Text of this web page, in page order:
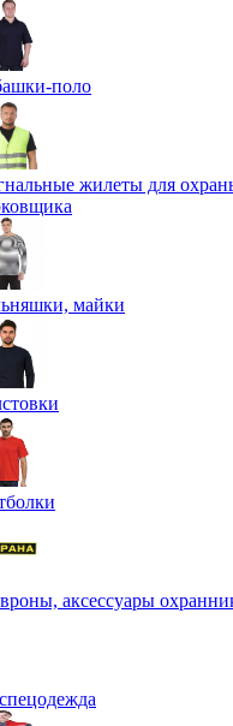
поло
жилеты для
майки
аксессуары